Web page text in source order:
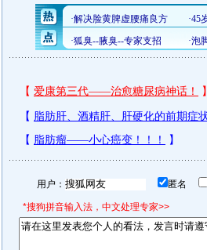
用户： 匿名
*搜狗拼音输入法，中文处理专家>>